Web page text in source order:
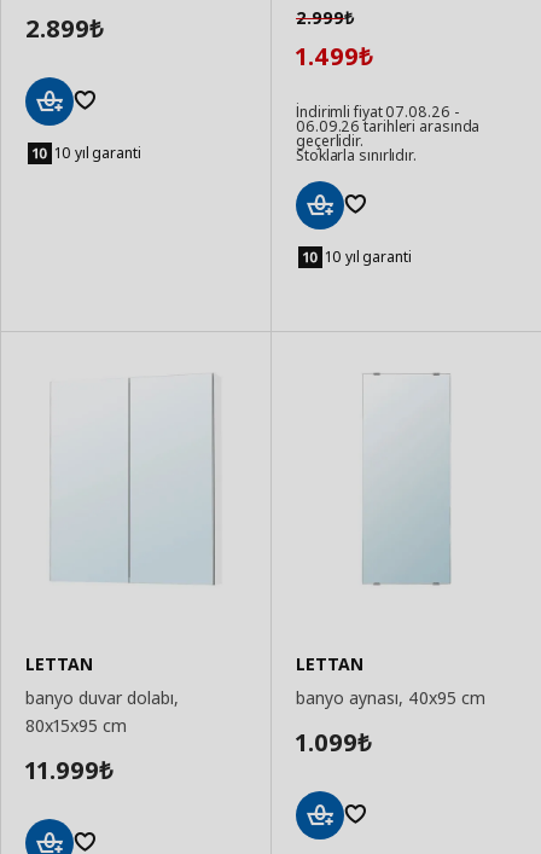
2.899₺
Ekle 10 yıl garanti
2.999₺
1.499₺
İndirimli fiyat 07.08.26 -
06.09.26 tarihleri arasında
geçerlidir.
Stoklarla sınırlıdır.
Ekle 10 yıl garanti
LETTAN
banyo duvar dolabı,
80x15x95 cm
11.999₺
LETTAN
banyo aynası, 40x95 cm
1.099₺